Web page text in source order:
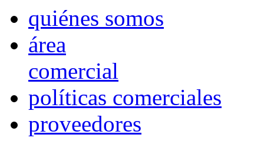
quiénes somos
área
comercial
políticas comerciales
proveedores